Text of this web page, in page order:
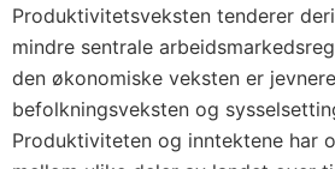
Produktivitetsveksten tenderer
mindre sentrale
den økonomiske veksten er
befolkningsveksten og
Produktiviteten og inntektene har